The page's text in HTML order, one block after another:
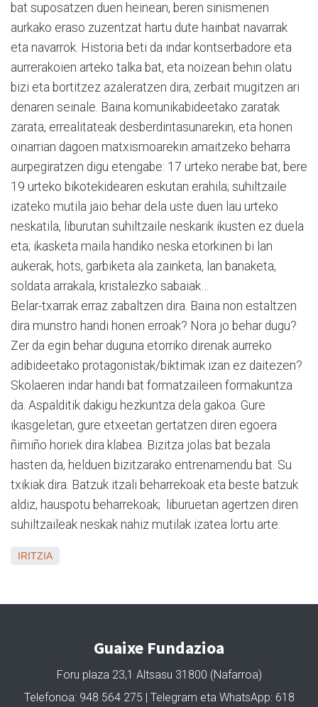
bat suposatzen duen heinean, beren sinismenen
aurkako eraso zuzentzat hartu dute hainbat navarrak
eta navarrok. Historia beti da indar kontserbadore eta
aurrerakoien arteko talka bat, eta noizean behin olatu
bizi eta bortitzez azaleratzen dira, zerbait mugitzen ari
denaren seinale. Baina komunikabideetako zaratak
zarata, errealitateak desberdintasunarekin, eta honen
oinarrian dagoen matxismoarekin amaitzeko beharra
aurpegiratzen digu etengabe: 17 urteko nerabe bat, bere
19 urteko bikotekidearen eskutan erahila; suhiltzaile
izateko mutila jaio behar dela uste duen lau urteko
neskatila, liburutan suhiltzaile neskarik ikusten ez duela
eta; ikasketa maila handiko neska etorkinen bi lan
aukerak, hots, garbiketa ala zainketa, lan banaketa,
soldata arrakala, kristalezko sabaiak…
Belar-txarrak erraz zabaltzen dira. Baina non estaltzen
dira munstro handi honen erroak? Nora jo behar dugu?
Zer da egin behar duguna etorriko direnak aurreko
adibideetako protagonistak/biktimak izan ez daitezen?
Skolaeren indar handi bat formatzaileen formakuntza
da. Aspalditik dakigu hezkuntza dela gakoa. Gure
ikasgeletan, gure etxeetan gertatzen diren egoera
ñimiño horiek dira klabea. Bizitza jolas bat bezala
hasten da, helduen bizitzarako entrenamendu bat. Su
txikiak dira. Batzuk itzali beharrekoak eta beste batzuk
aldiz, hauspotu beharrekoak; liburuetan agertzen diren
suhiltzaileak neskak nahiz mutilak izatea lortu arte.
IRITZIA
Guaixe Fundazioa
Foru plaza 23,1 Altsasu 31800 (Nafarroa)
Telefonoa: 948 564 275 | Telegram eta WhatsApp: 618